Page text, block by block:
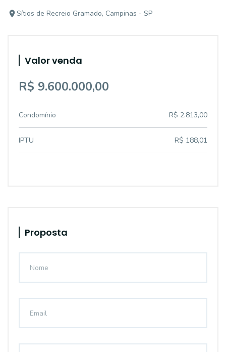
Sítios de Recreio Gramado, Campinas - SP
Valor venda
R$ 9.600.000,00
Condomínio R$ 2.813,00
IPTU R$ 188,01
Proposta